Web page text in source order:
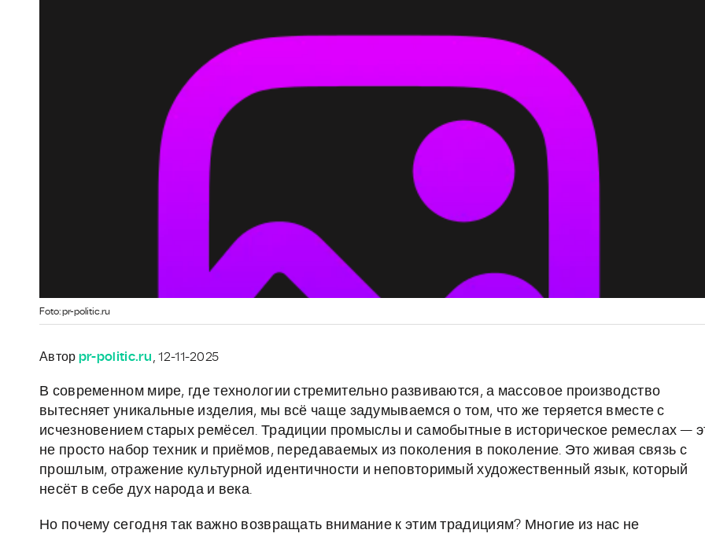
Foto: pr-politic.ru
Автор pr-politic.ru, 12-11-2025
В современном мире, где технологии стремительно развиваются, а массовое производство
вытесняет уникальные изделия, мы всё чаще задумываемся о том, что же теряется вместе с
исчезновением старых ремёсел. Традиции промыслы и самобытные в историческое ремеслах —
не просто набор техник и приёмов, передаваемых из поколения в поколение. Это живая связь с
прошлым, отражение культурной идентичности и неповторимый художественный язык, который
несёт в себе дух народа и века.
Но почему сегодня так важно возвращать внимание к этим традициям? Многие из нас не